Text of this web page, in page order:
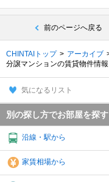
前のページへ戻る
CHINTAIトップ アーカイブ
分譲マンションの賃貸物件情報
気になるリスト
別の探し方でお部屋を探す
沿線・駅から
家賃相場から